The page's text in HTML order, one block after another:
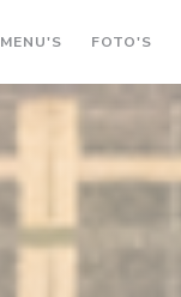
MENU'S FOTO'S